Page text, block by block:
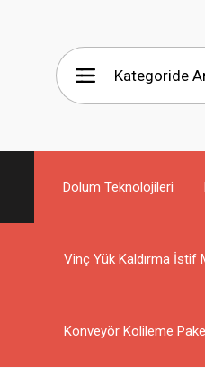
Dolum Teknolojileri
Vinç Yük Kaldırma İstif
Konveyör Kolileme